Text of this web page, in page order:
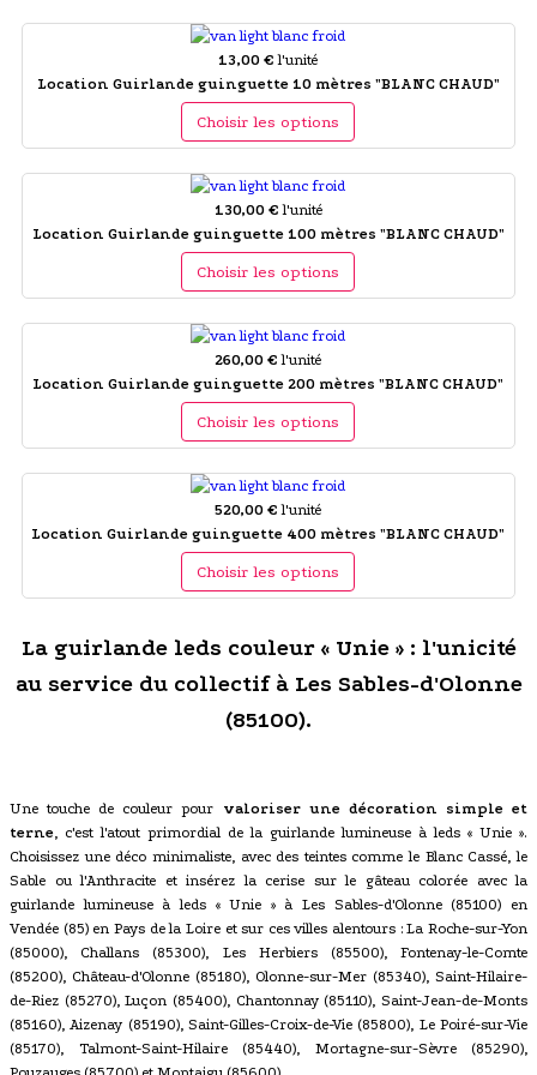
13,00 € l'unité
Location Guirlande guinguette 10 mètres "BLANC CHAUD"
Choisir les options
130,00 € l'unité
Location Guirlande guinguette 100 mètres "BLANC CHAUD"
Choisir les options
260,00 € l'unité
Location Guirlande guinguette 200 mètres "BLANC CHAUD"
Choisir les options
520,00 € l'unité
Location Guirlande guinguette 400 mètres "BLANC CHAUD"
Choisir les options
La guirlande leds couleur « Unie » : l'unicité
au service du collectif à Les Sables-d'Olonne
(85100).
Une touche de couleur pour
valoriser une décoration simple et
terne, c'est l'atout primordial de la guirlande lumineuse à leds « Unie ».
Choisissez une déco minimaliste, avec des teintes comme le Blanc Cassé, le
Sable ou l'Anthracite et insérez la cerise sur le gâteau colorée avec la
guirlande lumineuse à leds « Unie » à Les Sables-d'Olonne (85100) en
Vendée (85) en Pays de la Loire et sur ces villes alentours : La Roche-sur-Yon
(85000), Challans (85300), Les Herbiers (85500), Fontenay-le-Comte
(85200), Château-d'Olonne (85180), Olonne-sur-Mer (85340), Saint-Hilaire-
de-Riez (85270), Luçon (85400), Chantonnay (85110), Saint-Jean-de-Monts
(85160), Aizenay (85190), Saint-Gilles-Croix-de-Vie (85800), Le Poiré-sur-Vie
(85170), Talmont-Saint-Hilaire (85440), Mortagne-sur-Sèvre (85290),